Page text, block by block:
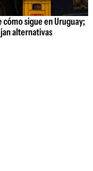
cómo sigue en Uruguay;
alternativas